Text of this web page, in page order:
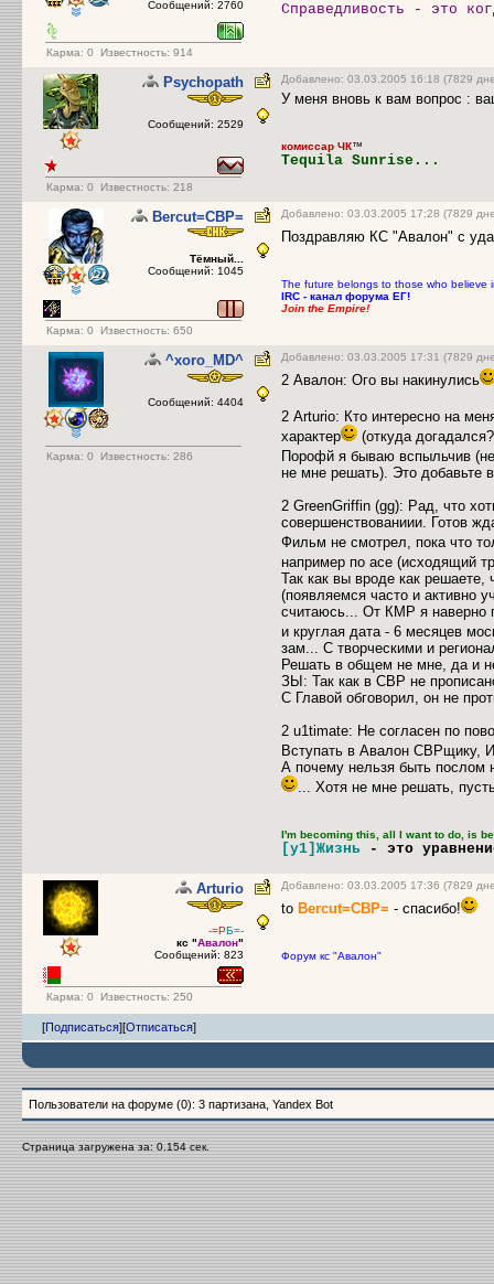
Сообщений: 2760
Карма: 0 Известность: 914
Справедливость - это
Psychopath
Сообщений: 2529
Карма: 0 Известность: 218
Добавлено: 03.03.2005 16:18 (7829
У меня вновь к вам вопрос :
комиссар ЧК™
Tequila Sunrise...
Bercut=СВР=
Тёмный...
Сообщений: 1045
Карма: 0 Известность: 650
Добавлено: 03.03.2005 17:28 (7829
Поздравляю КС "Авалон" с
The future belongs to those who believe
IRC - канал форума ЕГ!
Join the Empire!
^xoro_MD^
Сообщений: 4404
Карма: 0 Известность: 286
Добавлено: 03.03.2005 17:31 (7829
2 Авалон: Ого вы накинулись
2 Arturio: Кто интересно на
характер
(откуда
Порофй я бываю вспыльчив
не мне решать). Это добавьте
2 GreenGriffin (gg): Рад, что
совершенствованиии. Готов
Фильм не смотрел, пока что
например по асе (исходящий
Так как вы вроде как
(появляемся часто и активно
считаюсь... От КМР я наверно
и круглая дата - 6 месяцев
зам... С творческими и
Решать в общем не мне, да и
ЗЫ: Так как в СВР не
С Главой обговорил, он не
2 u1timate: Не согласен по
Вступать в Авалон СВРщику,
А почему нельзя быть послом
... Хотя не мне решать,
I'm becoming this, all I want to do, is
[y1]Жизнь - это
Arturio
-=РБ=-
кс "Авалон"
Сообщений: 823
Карма: 0 Известность: 250
Добавлено: 03.03.2005 17:36 (7829
to Bercut=CBP= - спасибо!
Форум кс "Авалон"
[Подписаться][Отписаться]
Пользователи на форуме (0): 3 партизана, Yandex Bot
Страница загружена за: 0.154 сек.